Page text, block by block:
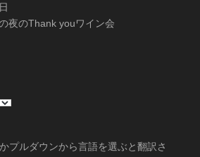
夜のThank youワイン会
プルダウンから言語を選ぶと翻訳さ